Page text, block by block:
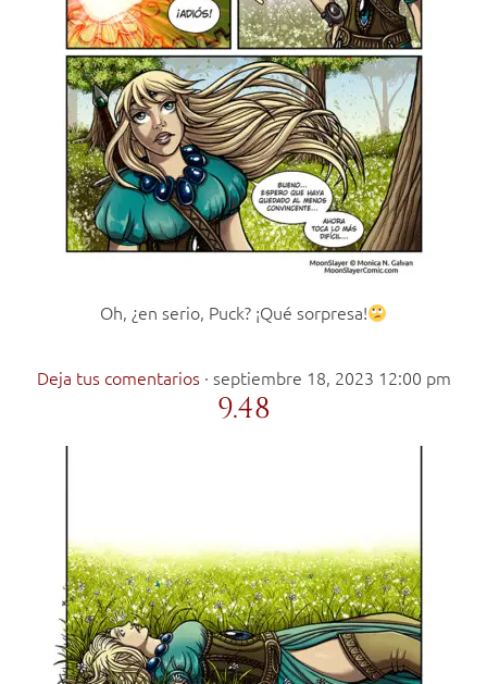
Oh, ¿en serio, Puck? ¡Qué sorpresa!
Deja tus comentarios· septiembre 18, 2023 12:00 pm
9.48